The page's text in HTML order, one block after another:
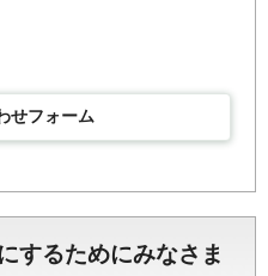
せフォーム
するためにみなさま